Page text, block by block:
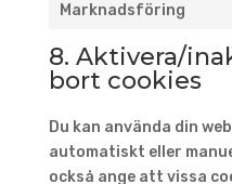
Marknadsföring
8. Aktivera/
bort cookies
Du kan använda din
automatiskt eller
också ange att vissa